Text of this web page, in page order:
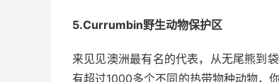
5.Currumbin野生动物保护区
来见见澳洲最有名的代表，从无尾熊到
有超过1000多个不同的热带物种动物，